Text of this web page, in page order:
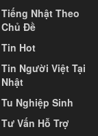
Tiếng Nhật Theo
Chủ Đề
Tin Hot
Tin Người Việt Tại
Nhật
Tu Nghiệp Sinh
Tư Vấn Hỗ Trợ